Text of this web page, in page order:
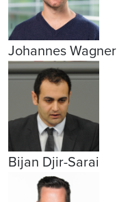
Johannes Wagner
Bijan Djir-Sarai